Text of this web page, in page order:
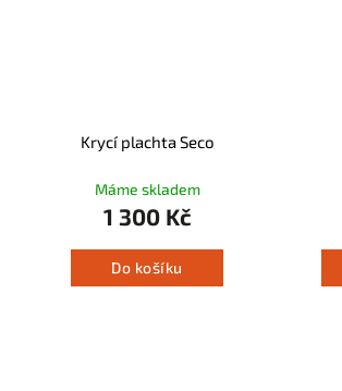
Krycí plachta Seco
Máme skladem
1 300 Kč
Do košíku